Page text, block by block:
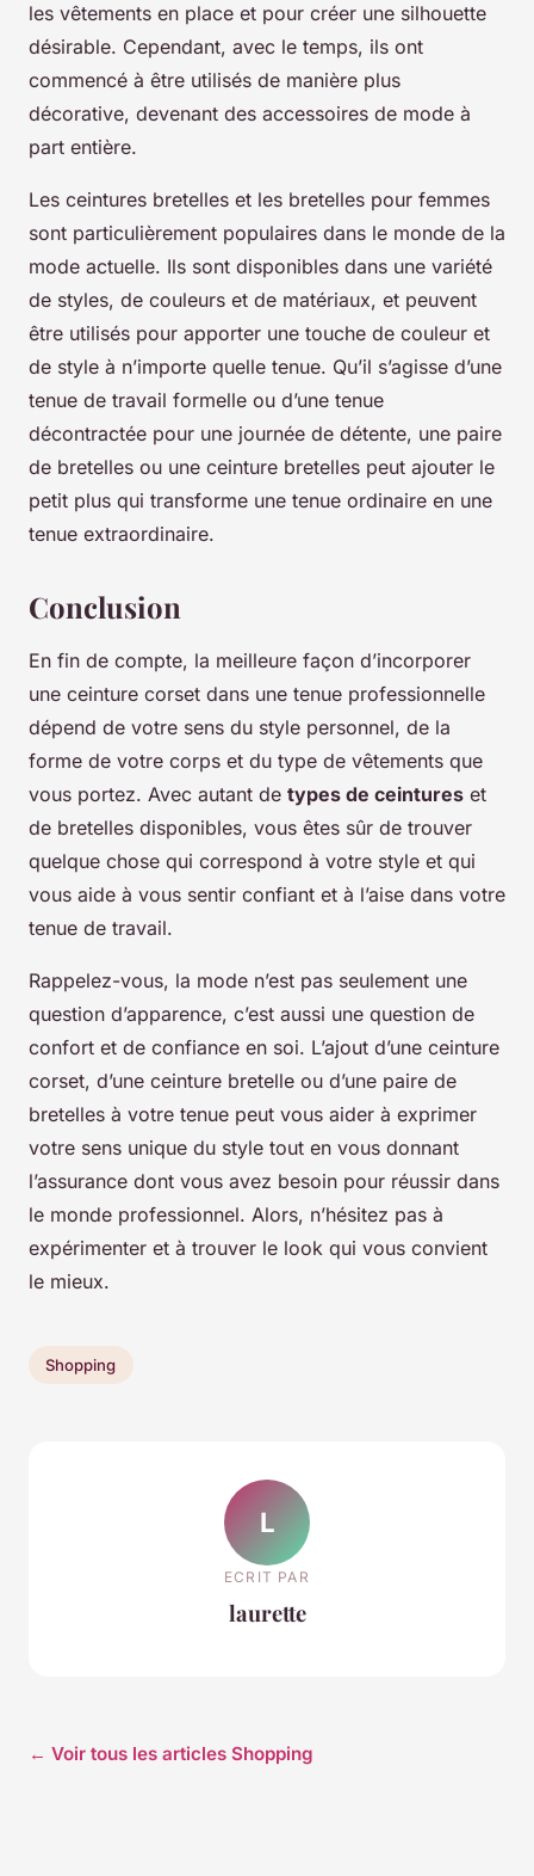
les vêtements en place et pour créer une silhouette
désirable. Cependant, avec le temps, ils ont
commencé à être utilisés de manière plus
décorative, devenant des accessoires de mode à
part entière.
Les ceintures bretelles et les bretelles pour femmes
sont particulièrement populaires dans le monde de la
mode actuelle. Ils sont disponibles dans une variété
de styles, de couleurs et de matériaux, et peuvent
être utilisés pour apporter une touche de couleur et
de style à n’importe quelle tenue. Qu’il s’agisse d’une
tenue de travail formelle ou d’une tenue
décontractée pour une journée de détente, une paire
de bretelles ou une ceinture bretelles peut ajouter le
petit plus qui transforme une tenue ordinaire en une
tenue extraordinaire.
Conclusion
En fin de compte, la meilleure façon d’incorporer
une ceinture corset dans une tenue professionnelle
dépend de votre sens du style personnel, de la
forme de votre corps et du type de vêtements que
vous portez. Avec autant de types de ceintures et
de bretelles disponibles, vous êtes sûr de trouver
quelque chose qui correspond à votre style et qui
vous aide à vous sentir confiant et à l’aise dans votre
tenue de travail.
Rappelez-vous, la mode n’est pas seulement une
question d’apparence, c’est aussi une question de
confort et de confiance en soi. L’ajout d’une ceinture
corset, d’une ceinture bretelle ou d’une paire de
bretelles à votre tenue peut vous aider à exprimer
votre sens unique du style tout en vous donnant
l’assurance dont vous avez besoin pour réussir dans
le monde professionnel. Alors, n’hésitez pas à
expérimenter et à trouver le look qui vous convient
le mieux.
Shopping
L
ECRIT PAR
laurette
← Voir tous les articles Shopping